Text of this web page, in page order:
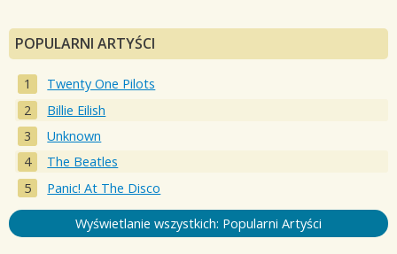
POPULARNI ARTYŚCI
Twenty One Pilots
Billie Eilish
Unknown
The Beatles
Panic! At The Disco
Wyświetlanie wszystkich: Popularni Artyści